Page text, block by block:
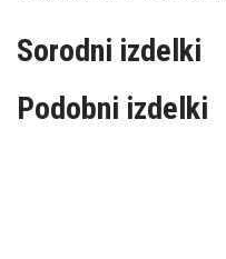
Sorodni izdelki
Podobni izdelki